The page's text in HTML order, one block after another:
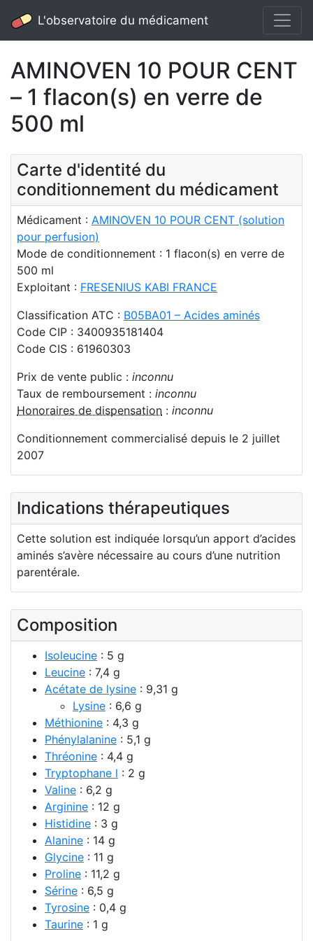
L'observatoire du médicament
AMINOVEN 10 POUR CENT
– 1 flacon(s) en verre de
500 ml
Carte d'identité du
conditionnement du médicament
Médicament : AMINOVEN 10 POUR CENT (solution
pour perfusion)
Mode de conditionnement : 1 flacon(s) en verre de
500 ml
Exploitant : FRESENIUS KABI FRANCE
Classification ATC : B05BA01 – Acides aminés
Code CIP : 3400935181404
Code CIS : 61960303
Prix de vente public : inconnu
Taux de remboursement : inconnu
Honoraires de dispensation : inconnu
Conditionnement commercialisé depuis le 2 juillet
2007
Indications thérapeutiques
Cette solution est indiquée lorsqu’un apport d’acides
aminés s’avère nécessaire au cours d’une nutrition
parentérale.
Composition
Isoleucine : 5 g
Leucine : 7,4 g
Acétate de lysine : 9,31 g
Lysine : 6,6 g
Méthionine : 4,3 g
Phénylalanine : 5,1 g
Thréonine : 4,4 g
Tryptophane l : 2 g
Valine : 6,2 g
Arginine : 12 g
Histidine : 3 g
Alanine : 14 g
Glycine : 11 g
Proline : 11,2 g
Sérine : 6,5 g
Tyrosine : 0,4 g
Taurine : 1 g